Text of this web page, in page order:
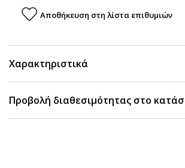
Αποθήκευση στη λίστα επιθυμιών
Χαρακτηριστικά
Προβολή διαθεσιμότητας στο